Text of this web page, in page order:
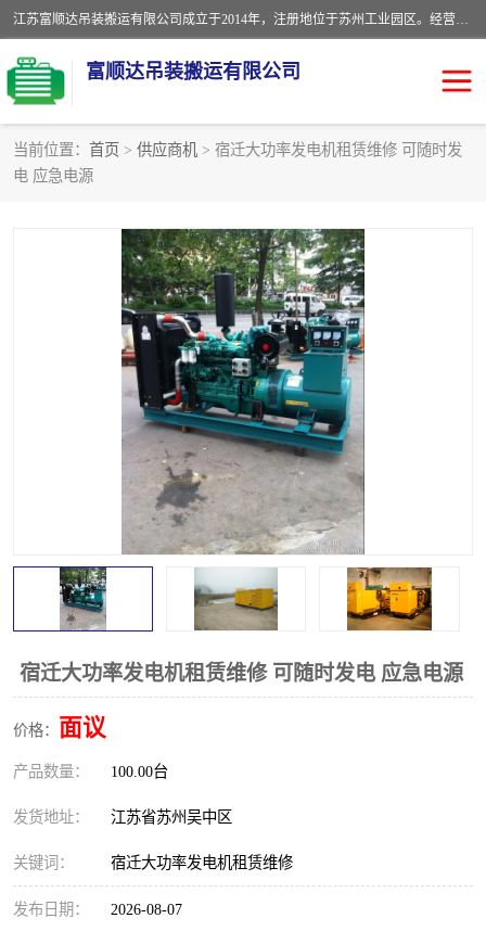
江苏富顺达吊装搬运有限公司成立于2014年，注册地位于苏州工业园区。经营范围包括起重吊装、搬运装卸服务；叉车、吊车租赁；水电安装；机电工程施工及维护；机电设备安装；家政服务、保洁服务。苏州搬运公司，苏州叉车出租，苏州吊车出租，苏州工厂设备搬运，专业设备吊装服务。
富顺达吊装搬运有限公司
当前位置： 首页 > 供应商机 > 宿迁大功率发电机租赁维修 可随时发
电 应急电源
宿迁大功率发电机租赁维修 可随时发电 应急电源
价格： 面议
产品数量： 100.00台
发货地址： 江苏省苏州吴中区
关键词： 宿迁大功率发电机租赁维修
发布日期： 2026-08-07
苏州设备搬运吊装服务
工厂搬迁公司 设备包装
设备定位移位 起重吊装
吊装公司
工厂设备搬运 专业设备吊装服务
吊车出租租赁服务 叉车出租租赁服务